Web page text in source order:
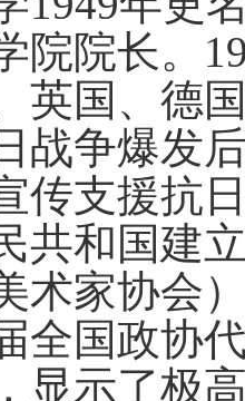
院院长。
英国、德
战争爆发
传支援抗
共和国建
术家协会
全国政协
显示了极